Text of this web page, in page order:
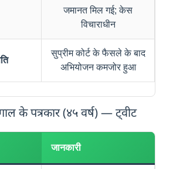
जमानत मिल गई; केस
विचाराधीन
सुप्रीम कोर्ट के फैसले के बाद
अभियोजन कमजोर हुआ
के पत्रकार (४५ वर्ष) — ट्वीट
जानकारी